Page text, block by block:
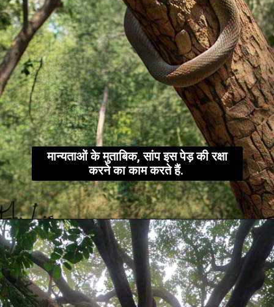
मान्यताओं के मुताबिक, सांप इस पेड़ की रक्षा
करने का काम करते हैं.